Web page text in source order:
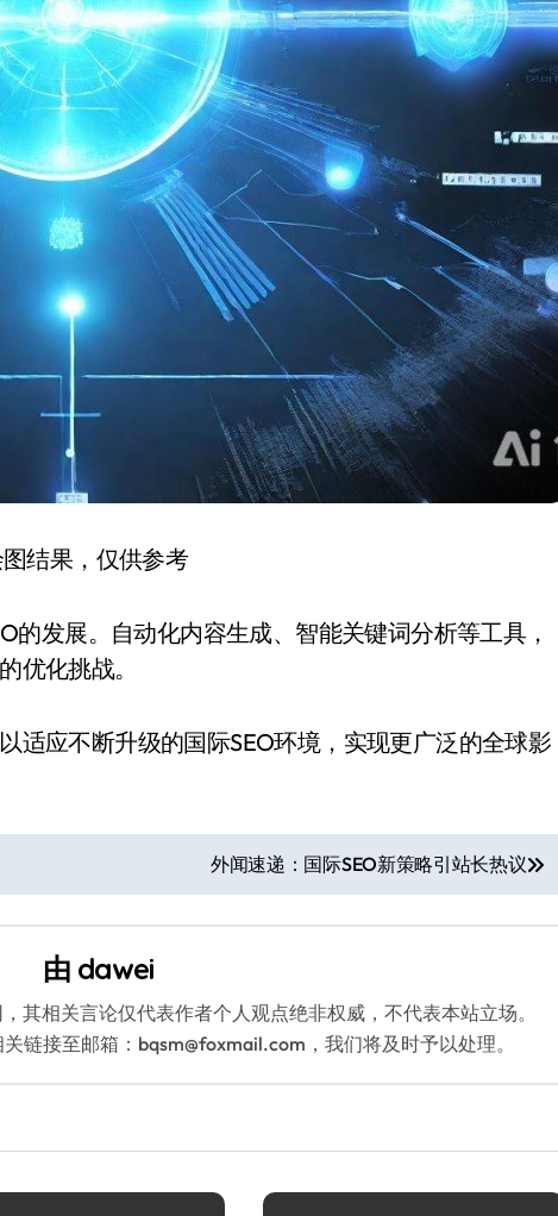
结果，仅供参考
的发展。自动化内容生成、智能关键词分析等工具，
优化挑战。
适应不断升级的国际SEO环境，实现更广泛的全球影
外闻速递：国际SEO新策略引站长热议
由 dawei
其相关言论仅代表作者个人观点绝非权威，不代表本站立场。
链接至邮箱：bqsm@foxmail.com，我们将及时予以处理。